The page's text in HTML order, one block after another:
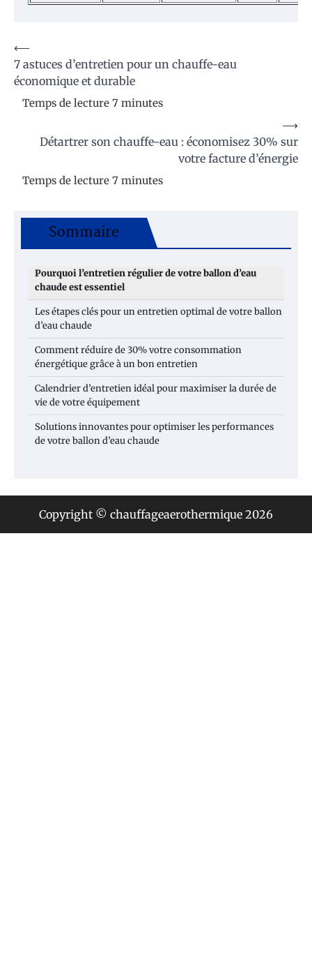
Navigation
de
l’article
⟵
7 astuces d’entretien pour un chauffe-eau
économique et durable
Détartrer son chauffe-eau : économisez 30% sur
votre facture d’énergie
⟶
Sommaire
Pourquoi l’entretien régulier de votre ballon d’eau
chaude est essentiel
Les étapes clés pour un entretien optimal de votre ballon
d’eau chaude
Comment réduire de 30% votre consommation
énergétique grâce à un bon entretien
Calendrier d’entretien idéal pour maximiser la durée de
vie de votre équipement
Solutions innovantes pour optimiser les performances
de votre ballon d’eau chaude
Copyright © chauffageaerothermique 2026